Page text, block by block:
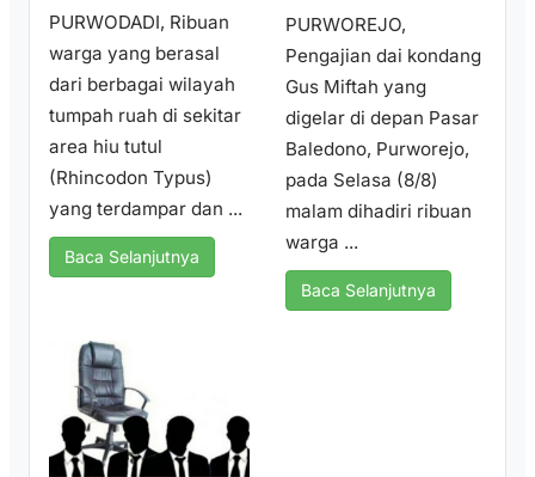
PURWODADI, Ribuan
warga yang berasal
dari berbagai wilayah
tumpah ruah di sekitar
area hiu tutul
(Rhincodon Typus)
yang terdampar dan ...
Baca Selanjutnya
PURWOREJO,
Pengajian dai kondang
Gus Miftah yang
digelar di depan Pasar
Baledono, Purworejo,
pada Selasa (8/8)
malam dihadiri ribuan
warga ...
Baca Selanjutnya